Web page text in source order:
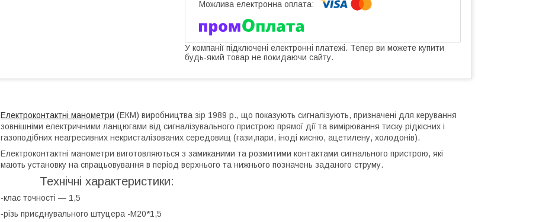
У компанії підключені електронні платежі. Тепер ви можете купити
будь-який товар не покидаючи сайту.
Електроконтактні манометри (ЕКМ) виробництва зір 1989 р., що показують сигналізують, призначені для керування
зовнішніми електричними ланцюгами від сигналізувального пристрою прямої дії та вимірювання тиску рідкісних і
газоподібних неагресивних некристалізованих середовищ (гази,пари, іноді кисню, ацетилену, холодонів).
Електроконтактні манометри виготовляються з замиканими та розмитими контактами сигнального пристрою, які
мають установку на спрацьовування в період верхнього та нижнього позначень заданого струму.
Технічні характеристики:
-клас точності — 1,5
-різь приєднувального штуцера -М20*1,5